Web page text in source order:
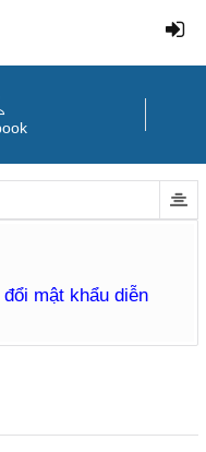
mật khẩu diễn